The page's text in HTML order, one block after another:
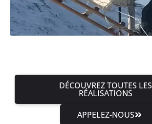
DÉCOUVREZ TOUTES LES
RÉALISATIONS
APPELEZ-NOUS